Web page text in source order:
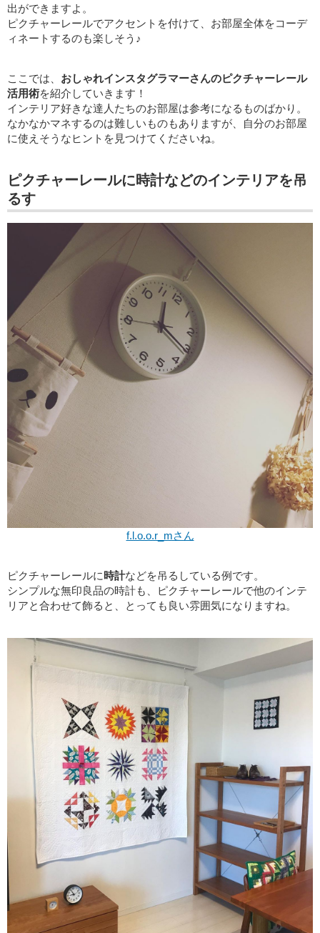
出ができますよ。
ピクチャーレールでアクセントを付けて、お部屋全体をコーデ
ィネートするのも楽しそう♪
ここでは、 おしゃれインスタグラマーさんのピクチャーレール
活用術を紹介していきます！
インテリア好きな達人たちのお部屋は参考になるものばかり。
なかなかマネするのは難しいものもありますが、自分のお部屋
に使えそうなヒントを見つけてくださいね。
ピクチャーレールに時計などのインテリアを吊
るす
f.l.o.o.r_mさん
ピクチャーレールに時計などを吊るしている例です。
シンプルな無印良品の時計も、ピクチャーレールで他のインテ
リアと合わせて飾ると、とっても良い雰囲気になりますね。